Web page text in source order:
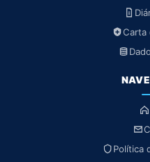
Carta
Política